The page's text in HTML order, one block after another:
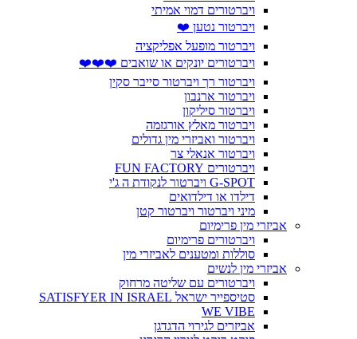
ויברטורים דמוי אמיתי
ויברטור נטען ❤️
ויברטור מופעל אפליקציה
ויברטורים יונקים או שואבים ❤️❤️❤️
ויברטור רך ויברטור סייבר סקין
ויברטור ארנבון
ויברטור סיליקון
ויברטור מאלץ אורגזמה
ויברטור ואביזרי מין גדולים
ויברטור אנאלי צר
ויברטורים FUN FACTORY
G-SPOT ויברטור לנקודת ה ג'י
דילדו או דילדואים
מיני ויברטור ויברטור קטן
אביזרי מין פרימיום
ויברטורים פרימיום
סוללות ומטענים לאביזרי מין
אביזרי מין לנשים
ויברטורים עם שליטה מרחוק
סטיספייר ישראל SATISFYER IN ISRAEL
WE VIBE
אביזרים לגירוי הדגדגן